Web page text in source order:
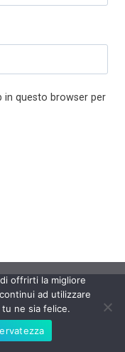
in questo browser per
offrirti la migliore
ad utilizzare
ne sia felice.